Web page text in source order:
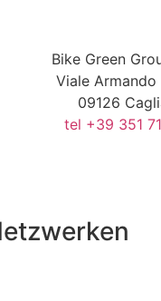
Bike Green
Viale Armando
09126
tel +39 351